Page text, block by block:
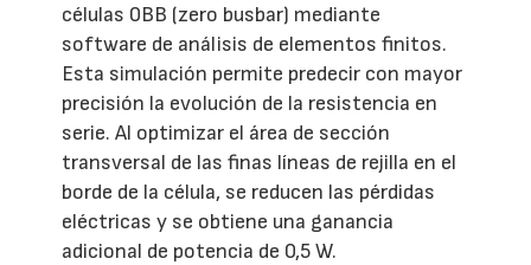
células 0BB (zero busbar) mediante
software de análisis de elementos finitos.
Esta simulación permite predecir con mayor
precisión la evolución de la resistencia en
serie. Al optimizar el área de sección
transversal de las finas líneas de rejilla en el
borde de la célula, se reducen las pérdidas
eléctricas y se obtiene una ganancia
adicional de potencia de 0,5 W.